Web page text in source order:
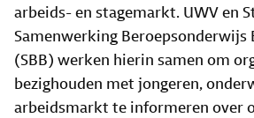
arbeids- en stagemarkt. UWV en
Samenwerking Beroepsonderwijs
(SBB) werken hierin samen om
bezighouden met jongeren,
arbeidsmarkt te informeren over